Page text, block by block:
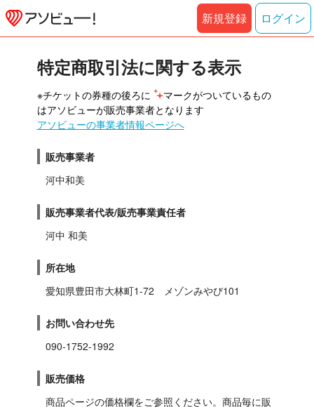
新規登録 ログイン
特定商取引法に関する表示
※チケットの券種の後ろに
マークがついているもの
はアソビューが販売事業者となります
アソビューの事業者情報ページへ
販売事業者
河中和美
販売事業者代表/販売事業責任者
河中 和美
所在地
愛知県豊田市大林町1-72　メゾンみやび101
お問い合わせ先
090-1752-1992
販売価格
商品ページの価格欄をご参照ください。商品毎に販